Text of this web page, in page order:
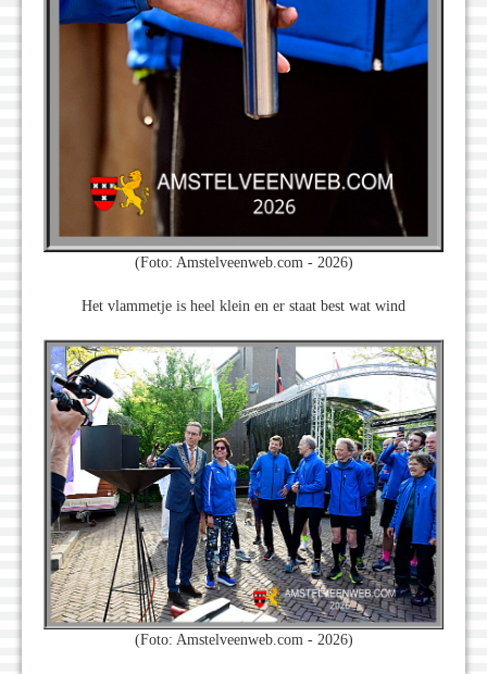
(Foto: Amstelveenweb.com - 2026)
Het vlammetje is heel klein en er staat best wat wind
(Foto: Amstelveenweb.com - 2026)